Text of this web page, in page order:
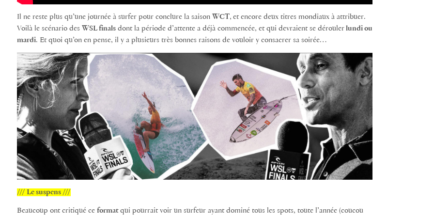
Il ne reste plus qu’une journée à surfer pour conclure la saison WCT, et encore deux titres mondiaux à attribuer.
Voilà le scénario des WSL finals dont la période d’attente a déjà commencée, et qui devraient se déroulerlundi ou
mardi. Et quoi qu’on en pense, il y a plusieurs très bonnes raisons de vouloir y consacrer sa soirée…
/// Le suspens ///
Beaucoup ont critiqué ce formatqui pourrait voir un surfeur ayant dominé tous les spots, toute l’année (coucou